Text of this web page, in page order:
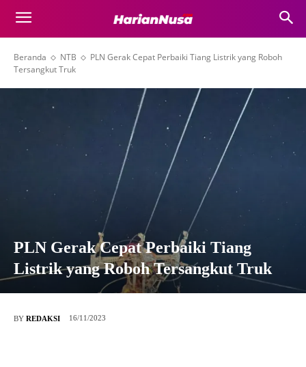
Beranda NTB
PLN Gerak Cepat Perbaiki Tiang Listrik yang Roboh
Tersangkut Truk
PLN Gerak Cepat Perbaiki Tiang
Listrik yang Roboh Tersangkut Truk
BY REDAKSI 16/11/2023